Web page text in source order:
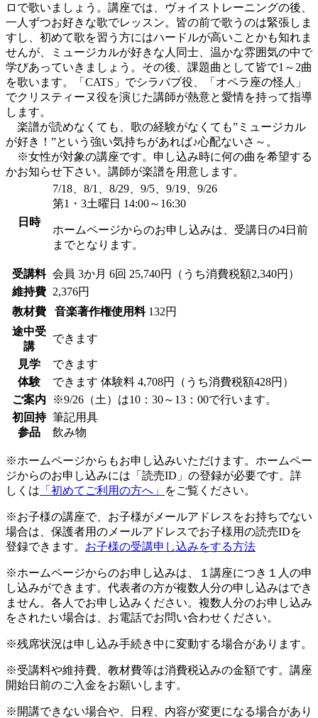
ロで歌いましょう。講座では、ヴォイストレーニングの後、
一人ずつお好きな歌でレッスン。皆の前で歌うのは緊張しま
すし、初めて歌を習う方にはハードルが高いことかも知れま
せんが、ミュージカルが好きな人同士、温かな雰囲気の中で
学びあっていきましょう。その後、課題曲として皆で1～2曲
を歌います。「CATS」でシラバブ役、「オペラ座の怪人」
でクリスティーヌ役を演じた講師が熱意と愛情を持って指導
します。
楽譜が読めなくても、歌の経験がなくても”ミュージカル
が好き！”という強い気持ちがあれば♪心配ないさ～。
※女性が対象の講座です。申し込み時に何の曲を希望する
かお知らせ下さい。講師が楽譜を用意します。
日時
7/18、8/1、8/29、9/5、9/19、9/26
第1・3土曜日 14:00～16:30
ホームページからのお申し込みは、受講日の4日前
までとなります。
受講料 会員 3か月 6回 25,740円（うち消費税額2,340円）
維持費
2,376円
教材費
音楽著作権使用料 132円
途中受
講
できます
見学
できます
体験
できます 体験料 4,708円（うち消費税額428円）
ご案内
※9/26（土）は10：30～13：00で行います。
初回持
参品
筆記用具
飲み物
※ホームページからもお申し込みいただけます。ホームペー
ジからのお申し込みには「読売ID」の登録が必要です。詳
しくは 「初めてご利用の方へ」 をご覧ください。
※お子様の講座で、お子様がメールアドレスをお持ちでない
場合は、保護者用のメールアドレスでお子様用の読売IDを
登録できます。 お子様の受講申し込みをする方法
※ホームページからのお申し込みは、１講座につき１人の申
し込みができます。代表者の方が複数人分の申し込みはでき
ません。各人でお申し込みください。複数人分のお申し込み
をされたい場合は、お電話でお問い合わせください。
※残席状況は申し込み手続き中に変動する場合があります。
※受講料や維持費、教材費等は消費税込みの金額です。講座
開始日前のご入金をお願いします。
※開講できない場合や、日程、内容が変更になる場合があり